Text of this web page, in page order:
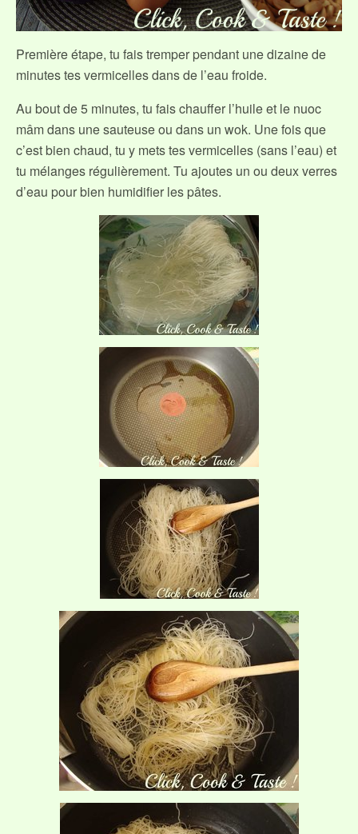
Première étape, tu fais tremper pendant une dizaine de
minutes tes vermicelles dans de l’eau froide.
Au bout de 5 minutes, tu fais chauffer l’huile et le nuoc
mâm dans une sauteuse ou dans un wok. Une fois que
c’est bien chaud, tu y mets tes vermicelles (sans l’eau) et
tu mélanges régulièrement. Tu ajoutes un ou deux verres
d’eau pour bien humidifier les pâtes.